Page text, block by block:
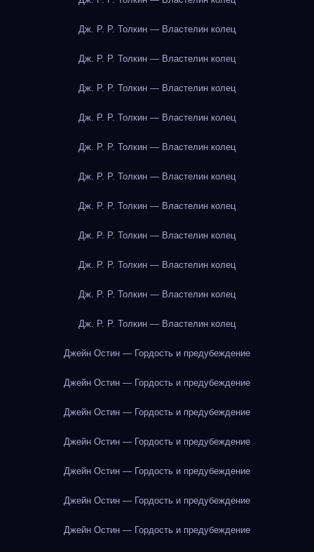
Дж. Р. Р. Толкин — Властелин колец
Дж. Р. Р. Толкин — Властелин колец
Дж. Р. Р. Толкин — Властелин колец
Дж. Р. Р. Толкин — Властелин колец
Дж. Р. Р. Толкин — Властелин колец
Дж. Р. Р. Толкин — Властелин колец
Дж. Р. Р. Толкин — Властелин колец
Дж. Р. Р. Толкин — Властелин колец
Дж. Р. Р. Толкин — Властелин колец
Дж. Р. Р. Толкин — Властелин колец
Дж. Р. Р. Толкин — Властелин колец
Джейн Остин — Гордость и предубеждение
Джейн Остин — Гордость и предубеждение
Джейн Остин — Гордость и предубеждение
Джейн Остин — Гордость и предубеждение
Джейн Остин — Гордость и предубеждение
Джейн Остин — Гордость и предубеждение
Джейн Остин — Гордость и предубеждение